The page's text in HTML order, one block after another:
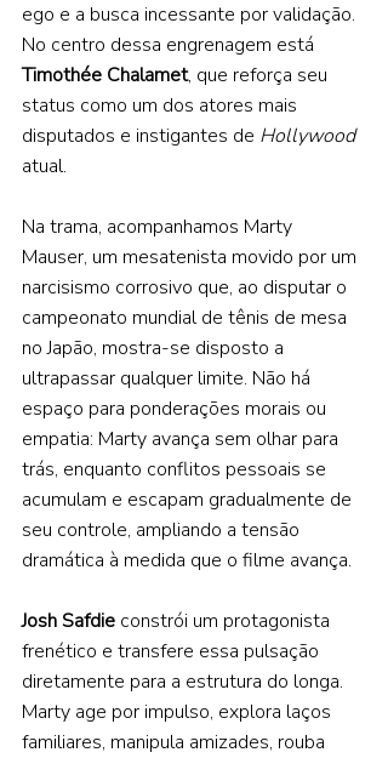
ego e a busca incessante por validação.
No centro dessa engrenagem está
Timothée Chalamet, que reforça seu
status como um dos atores mais
disputados e instigantes de Hollywood
atual.
Na trama, acompanhamos Marty
Mauser, um mesatenista movido por um
narcisismo corrosivo que, ao disputar o
campeonato mundial de tênis de mesa
no Japão, mostra-se disposto a
ultrapassar qualquer limite. Não há
espaço para ponderações morais ou
empatia: Marty avança sem olhar para
trás, enquanto conflitos pessoais se
acumulam e escapam gradualmente de
seu controle, ampliando a tensão
dramática à medida que o filme avança.
Josh Safdie constrói um protagonista
frenético e transfere essa pulsação
diretamente para a estrutura do longa.
Marty age por impulso, explora laços
familiares, manipula amizades, rouba